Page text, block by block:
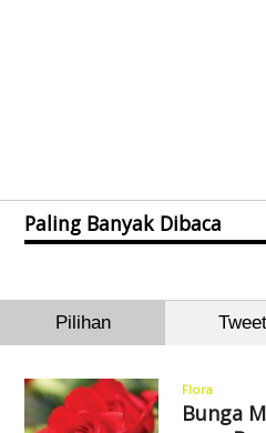
Paling Banyak Dibaca
Pilihan
Flora
Bunga